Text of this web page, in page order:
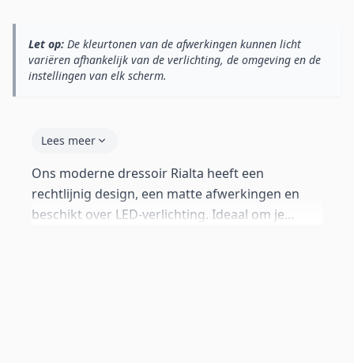
Let op: De kleurtonen van de afwerkingen kunnen licht
variëren afhankelijk van de verlichting, de omgeving en de
instellingen van elk scherm.
Lees meer
Ons moderne dressoir Rialta heeft een
rechtlijnig design, een matte afwerkingen en
beschikt over LED-verlichting. Ideaal om je